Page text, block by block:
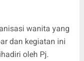
wanita yang
dan kegiatan ini
oleh Pj.